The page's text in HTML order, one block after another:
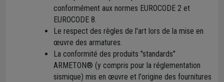
conformément aux normes EUROCODE 2 et
EUROCODE 8.
Le respect des règles de l'art lors de la mise en
œuvre des armatures.
La conformité des produits "standards"
ARMETON® (y compris pour la réglementation
sismique) mis en œuvre et l'origine des fournitures